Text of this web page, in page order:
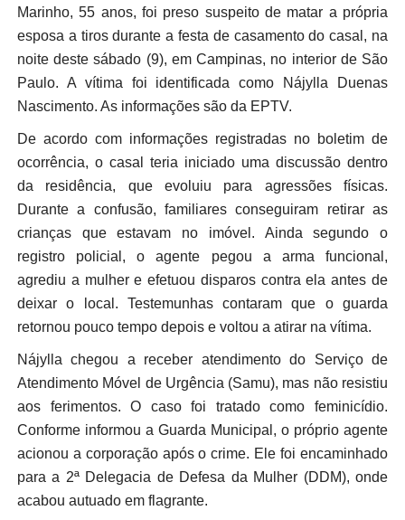
Marinho, 55 anos, foi preso suspeito de matar a própria
esposa a tiros durante a festa de casamento do casal, na
noite deste sábado (9), em Campinas, no interior de São
Paulo. A vítima foi identificada como Nájylla Duenas
Nascimento. As informações são da EPTV.
De acordo com informações registradas no boletim de
ocorrência, o casal teria iniciado uma discussão dentro
da residência, que evoluiu para agressões físicas.
Durante a confusão, familiares conseguiram retirar as
crianças que estavam no imóvel. Ainda segundo o
registro policial, o agente pegou a arma funcional,
agrediu a mulher e efetuou disparos contra ela antes de
deixar o local. Testemunhas contaram que o guarda
retornou pouco tempo depois e voltou a atirar na vítima.
Nájylla chegou a receber atendimento do Serviço de
Atendimento Móvel de Urgência (Samu), mas não resistiu
aos ferimentos. O caso foi tratado como feminicídio.
Conforme informou a Guarda Municipal, o próprio agente
acionou a corporação após o crime. Ele foi encaminhado
para a 2ª Delegacia de Defesa da Mulher (DDM), onde
acabou autuado em flagrante.